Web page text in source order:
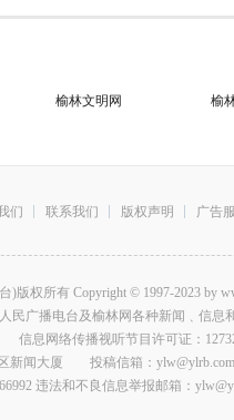
榆林文明网 榆
们 联系我们 版权声明 广告
权所有 Copyright © 1997-2023 by
民广播电台及榆林网各种新闻﹑信息
息网络传播视听节目许可证：
新闻大厦 投稿信箱：ylw@ylrb.com
违法和不良信息举报邮箱：